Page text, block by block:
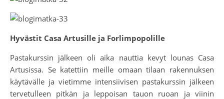
Hyvästit Casa Artusille ja Forlimpopolille
Pastakurssin jälkeen oli aika nauttia kevyt lounas Casa
Artusissa. Se katettiin meille omaan tilaan rakennuksen
käytävälle ja vietimme intensiivisen pastakurssin jälkeen
tervetulleen pitkän ja leppoisan tauon ruoan ja viinin